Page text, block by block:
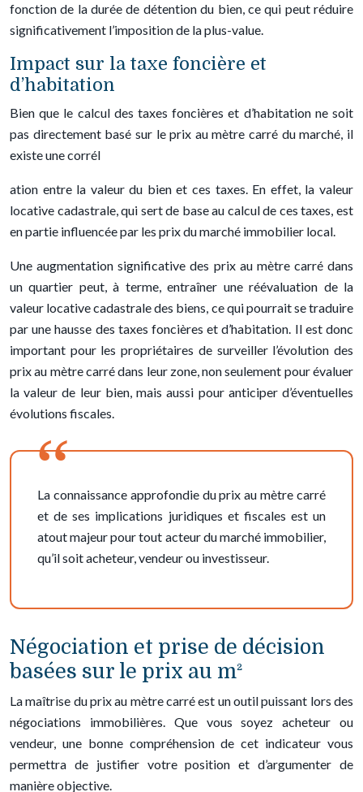
fonction de la durée de détention du bien, ce qui peut réduire
significativement l’imposition de la plus-value.
Impact sur la taxe foncière et
d’habitation
Bien que le calcul des taxes foncières et d’habitation ne soit
pas directement basé sur le prix au mètre carré du marché, il
existe une corrél
ation entre la valeur du bien et ces taxes. En effet, la valeur
locative cadastrale, qui sert de base au calcul de ces taxes, est
en partie influencée par les prix du marché immobilier local.
Une augmentation significative des prix au mètre carré dans
un quartier peut, à terme, entraîner une réévaluation de la
valeur locative cadastrale des biens, ce qui pourrait se traduire
par une hausse des taxes foncières et d’habitation. Il est donc
important pour les propriétaires de surveiller l’évolution des
prix au mètre carré dans leur zone, non seulement pour évaluer
la valeur de leur bien, mais aussi pour anticiper d’éventuelles
évolutions fiscales.
La connaissance approfondie du prix au mètre carré
et de ses implications juridiques et fiscales est un
atout majeur pour tout acteur du marché immobilier,
qu’il soit acheteur, vendeur ou investisseur.
Négociation et prise de décision
basées sur le prix au m²
La maîtrise du prix au mètre carré est un outil puissant lors des
négociations immobilières. Que vous soyez acheteur ou
vendeur, une bonne compréhension de cet indicateur vous
permettra de justifier votre position et d’argumenter de
manière objective.